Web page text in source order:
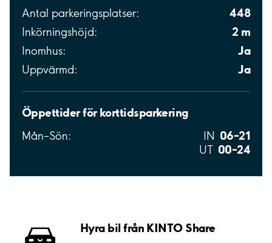
Antal parkeringsplatser: 448
Inkörningshöjd: 2 m
Inomhus: Ja
Uppvärmd: Ja
Öppettider för korttidsparkering
Mån–Sön: IN 06–21
UT 00–24
Hyra bil från KINTO Share